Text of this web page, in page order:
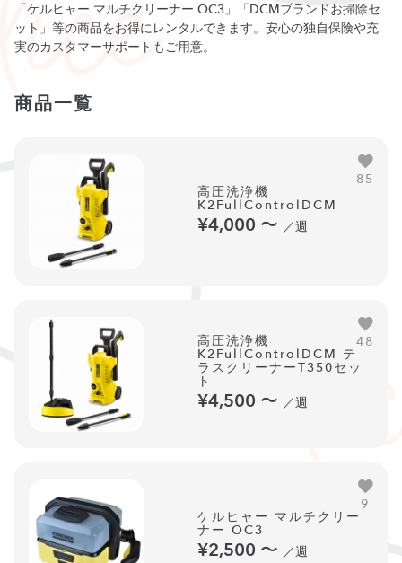
「ケルヒャー マルチクリーナー OC3」「DCMブランドお掃除セ
ット」等の商品をお得にレンタルできます。安心の独自保険や充
実のカスタマーサポートもご用意。
商品一覧
高圧洗浄機
K2FullControlDCM
¥4,000 〜 ／週
85
高圧洗浄機
K2FullControlDCM テ
ラスクリーナーT350セッ
ト
¥4,500 〜 ／週
48
ケルヒャー マルチクリー
ナー OC3
¥2,500 〜 ／週
9